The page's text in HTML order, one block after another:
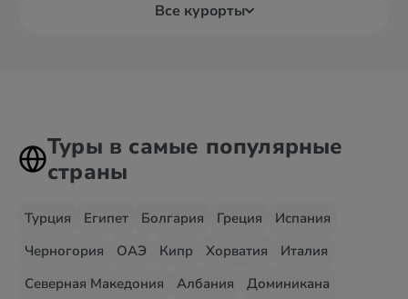
Все курорты
Туры в самые популярные
страны
Турция Египет Болгария Греция
Испания
Черногория
ОАЭ Кипр Хорватия
Италия
Северная Македония
Албания Доминикана